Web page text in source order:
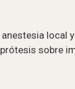
sobre